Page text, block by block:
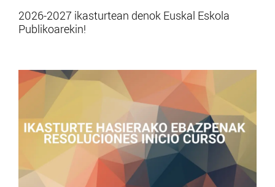
2026-2027 ikasturtean denok Euskal Eskola
Publikoarekin!